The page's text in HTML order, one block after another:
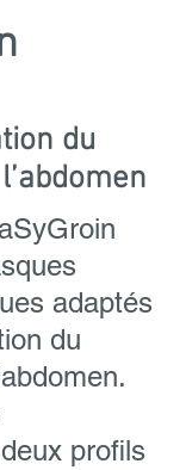
du
adaptés
du
profils